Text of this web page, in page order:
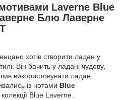
Laverne Blue
Блю Лаверне
хотів створити ладан у
Він бачить у ладані чудову,
використовувати ладан
із нотами Blue
Blue Laverne.